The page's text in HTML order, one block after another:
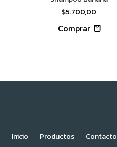
$5.700,00
Inicio Productos Contacto